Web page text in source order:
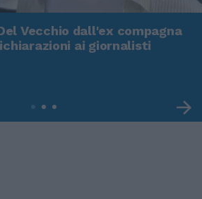
Vecchio dall'ex compagna
ai giornalisti